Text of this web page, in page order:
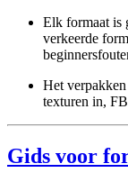
Elk formaat is
verkeerde
Het
texturen in,
Gids voor